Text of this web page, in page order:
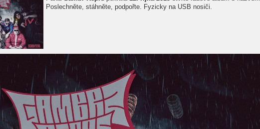
Poslechněte, stáhněte, podpořte. Fyzicky na USB nosiči.